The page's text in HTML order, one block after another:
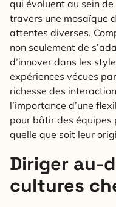
qui évoluent au sein
travers une mosaïque
attentes diverses.
non seulement de
d’innover dans les
expériences vécues
richesse des
l’importance d’une
pour bâtir des équipes
quelle que soit leur
Diriger au-
cultures